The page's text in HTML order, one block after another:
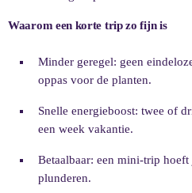
Waarom een korte trip zo fijn is
Minder geregel: geen
oppas voor de planten.
Snelle energieboost: twee of
een week vakantie.
Betaalbaar: een mini-trip
plunderen.